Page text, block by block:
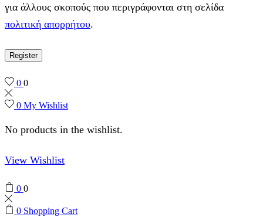
για άλλους σκοπούς που περιγράφονται στη σελίδα
πολιτική απορρήτου.
Register
0 0
0 My Wishlist
No products in the wishlist.
View Wishlist
0 0
0 Shopping Cart